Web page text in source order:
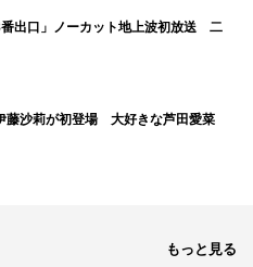
番出口」ノーカット地上波初放送 二
藤沙莉が初登場 大好きな芦田愛菜
もっと見る